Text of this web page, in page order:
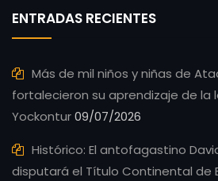
ENTRADAS RECIENTES
Más de mil niños y niñas de
fortalecieron su aprendizaje de la
Yockontur09/07/2026
Histórico: El antofagastino
disputará el Título Continental de